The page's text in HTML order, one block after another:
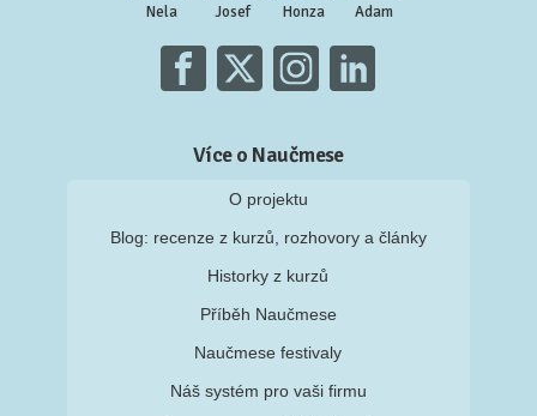
Nela Josef Honza Adam
Více o Naučmese
O projektu
Blog: recenze z kurzů, rozhovory a články
Historky z kurzů
Příběh Naučmese
Naučmese festivaly
Náš systém pro vaši firmu